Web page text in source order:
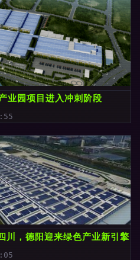
业园项目进入冲刺阶段
川，德阳迎来绿色产业新引擎